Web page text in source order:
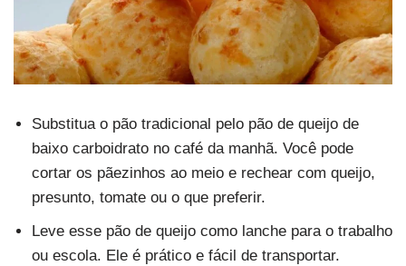
Substitua o pão tradicional pelo pão de queijo de
baixo carboidrato no café da manhã. Você pode
cortar os pãezinhos ao meio e rechear com queijo,
presunto, tomate ou o que preferir.
Leve esse pão de queijo como lanche para o trabalho
ou escola. Ele é prático e fácil de transportar.